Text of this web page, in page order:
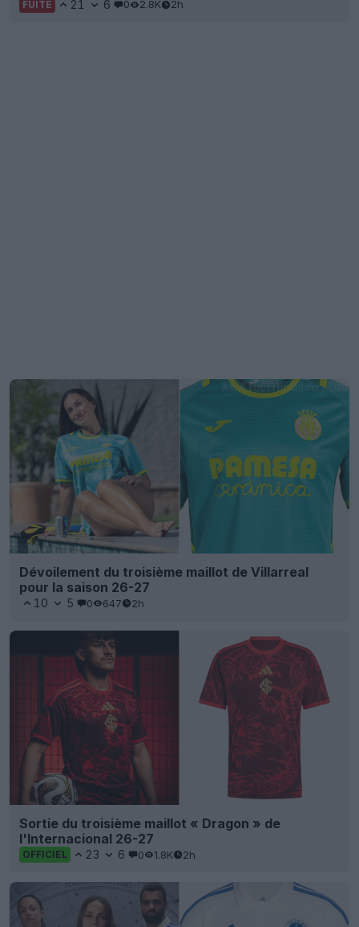
FUITE 21 6 0 2.8K 2h
Dévoilement du troisième maillot de Villarreal
pour la saison 26-27
10 5 0 647 2h
Sortie du troisième maillot « Dragon » de
l'Internacional 26-27
OFFICIEL 23 6 0 1.8K 2h